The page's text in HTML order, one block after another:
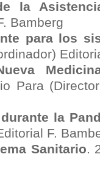
la
Bamberg
para los
Para
la
F.
Sanitario.